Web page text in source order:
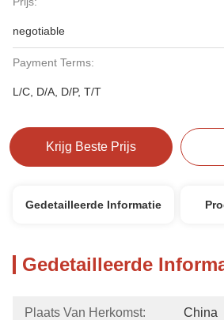
negotiable
Payment Terms:
L/C, D/A, D/P, T/T
Krijg Beste Prijs
Gedetailleerde Informatie
Gedetailleerde
Plaats Van Herkomst: China